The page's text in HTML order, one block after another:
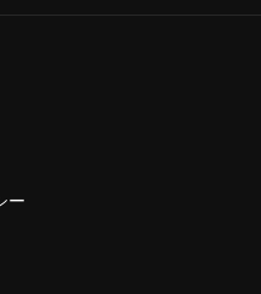
ー